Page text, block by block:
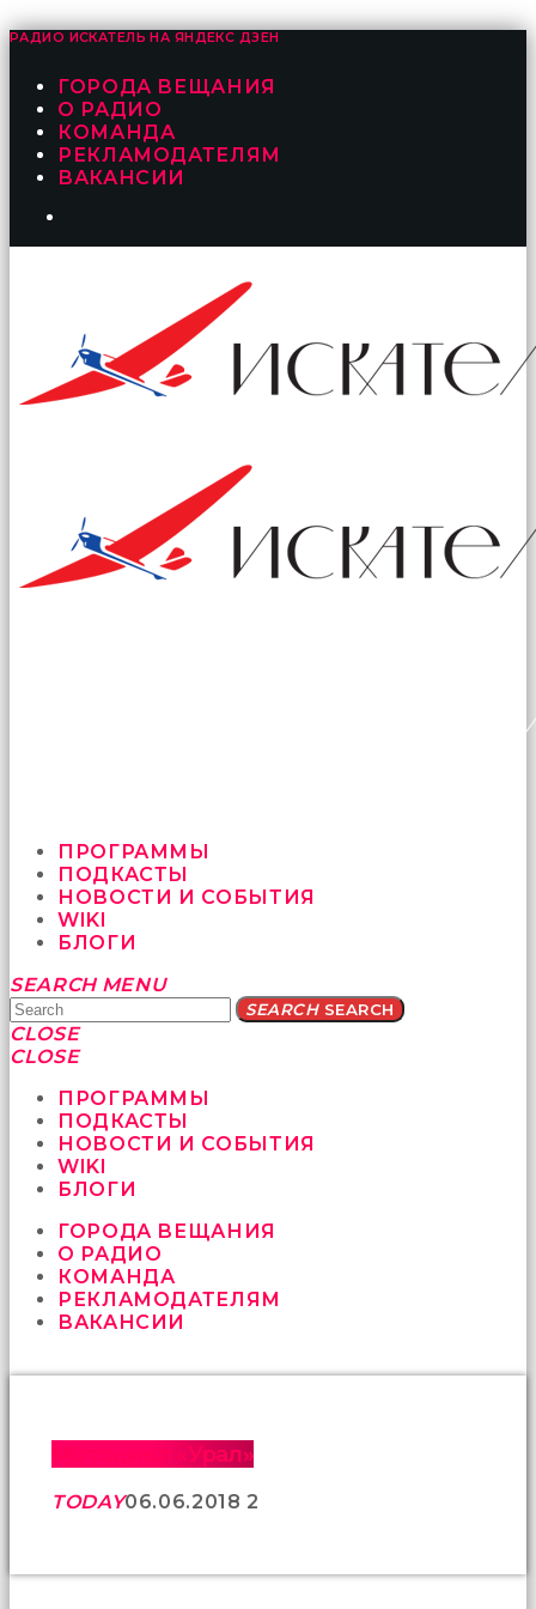
РАДИО ИСКАТЕЛЬ НА ЯНДЕКС ДЗЕН
ГОРОДА ВЕЩАНИЯ
О РАДИО
КОМАНДА
РЕКЛАМОДАТЕЛЯМ
ВАКАНСИИ
ПРОГРАММЫ
ПОДКАСТЫ
НОВОСТИ И СОБЫТИЯ
WIKI
БЛОГИ
Yatağa
bile
geçmeye
fırsat
sikici
kocalar
güzel
karıları
öttürüyor
sex
hikayeleri
kızların
rahatlıyorlar
altyazılı
sikiş
SEARCH MENU
SEARCHSEARCH
CLOSE
CLOSE
ПРОГРАММЫ
ПОДКАСТЫ
НОВОСТИ И СОБЫТИЯ
WIKI
БЛОГИ
ГОРОДА ВЕЩАНИЯ
О РАДИО
КОМАНДА
РЕКЛАМОДАТЕЛЯМ
ВАКАНСИИ
Мотоцикл «Урал»
TODAY06.06.2018 2